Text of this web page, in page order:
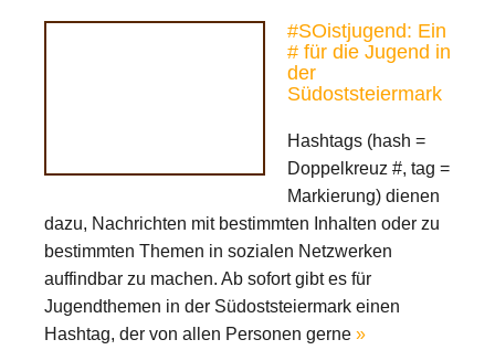
#SOistjugend: Ein
# für die Jugend in
der
Südoststeiermark
Hashtags (hash =
Doppelkreuz #, tag =
Markierung) dienen
dazu, Nachrichten mit bestimmten Inhalten oder zu
bestimmten Themen in sozialen Netzwerken
auffindbar zu machen. Ab sofort gibt es für
Jugendthemen in der Südoststeiermark einen
Hashtag, der von allen Personen gerne »